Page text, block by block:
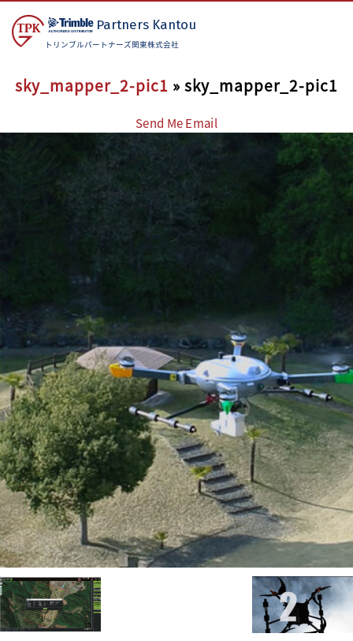
Partners Kantou
トリンブルパートナーズ関東株式会社
sky_mapper_2-pic1 » sky_mapper_2-pic1
Send Me Email